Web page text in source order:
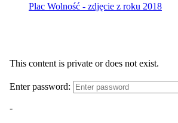
Plac Wolność - zdjęcie z roku 2018